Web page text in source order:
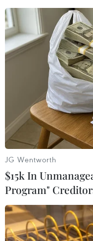
#COVID-19 #kinh tế
#ngành hàng không
Theo dõi VietnamPlus
TIN LIÊN QUAN
JG Wentworth
$15k In
Program"